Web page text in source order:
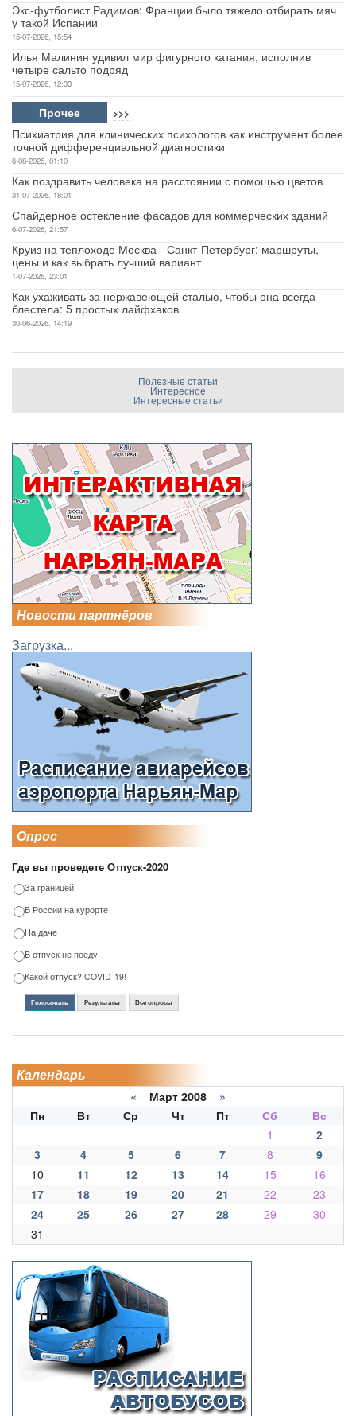
Экс-футболист Радимов: Франции было тяжело отбирать мяч
у такой Испании
15-07-2026, 15:54
Илья Малинин удивил мир фигурного катания, исполнив
четыре сальто подряд
15-07-2026, 12:33
Прочее >>>
Психиатрия для клинических психологов как инструмент более
точной дифференциальной диагностики
6-08-2026, 01:10
Как поздравить человека на расстоянии с помощью цветов
31-07-2026, 18:01
Спайдерное остекление фасадов для коммерческих зданий
6-07-2026, 21:57
Круиз на теплоходе Москва - Санкт-Петербург: маршруты,
цены и как выбрать лучший вариант
1-07-2026, 23:01
Как ухаживать за нержавеющей сталью, чтобы она всегда
блестела: 5 простых лайфхаков
30-06-2026, 14:19
Полезные статьи
Интересное
Интересные статьи
Новости партнёров
Загрузка...
Опрос
Где вы проведете Отпуск-2020
За границей
В России на курорте
На даче
В отпуск не поеду
Какой отпуск? COVID-19!
Голосовать Результаты Все опросы
Календарь
« Март 2008 »
Пн
Вт Ср Чт Пт Сб
Вс
1
2
3
4 5 6 7 8
9
10
11 12 13 14 15
16
17
18 19 20 21 22
23
24
25 26 27 28 29
30
31